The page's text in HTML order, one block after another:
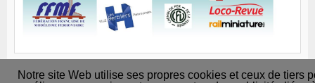
Notre site Web utilise ses propres cookies et ceux de tiers